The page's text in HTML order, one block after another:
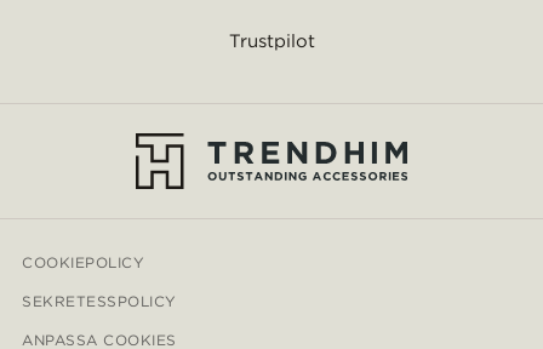
Trustpilot
COOKIEPOLICY
SEKRETESSPOLICY
ANPASSA COOKIES